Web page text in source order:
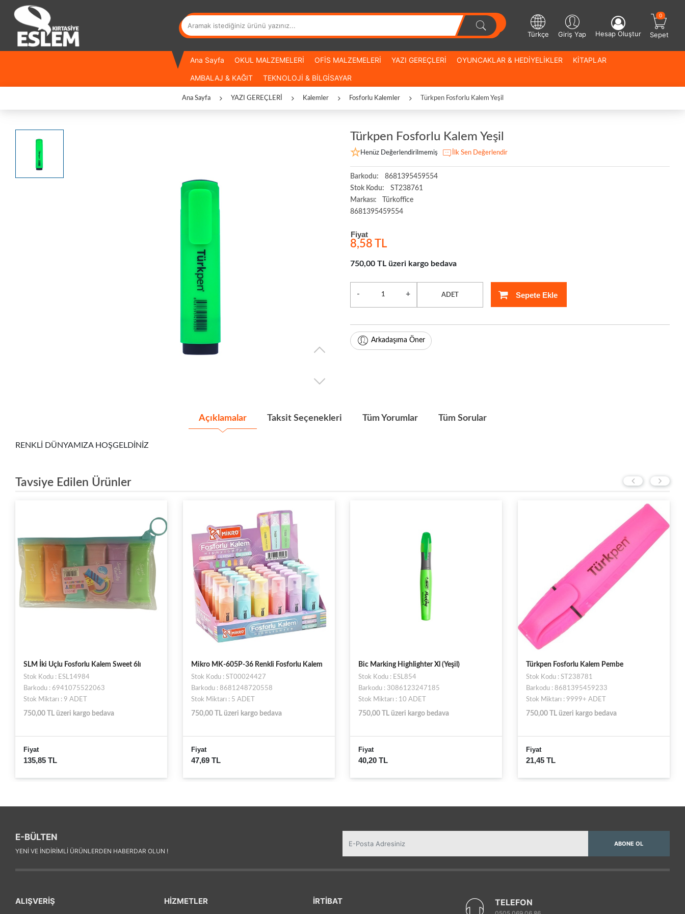
Sepet
0
Türkçe Giriş Yap Hesap Oluştur
Ana Sayfa OKUL MALZEMELERİ OFİS MALZEMELERİ YAZI GEREÇLERİ OYUNCAKLAR & HEDİYELİKLER KİTAPLAR
AMBALAJ & KAĞIT TEKNOLOJİ & BİLGİSAYAR
Ana Sayfa YAZI GEREÇLERİ Kalemler Fosforlu Kalemler Türkpen Fosforlu Kalem Yeşil
Türkpen Fosforlu Kalem Yeşil
Henüz Değerlendirilmemiş İlk Sen Değerlendir
Barkodu:
8681395459554
Stok Kodu:
ST238761
Markası:
Türkoffice
8681395459554
Fiyat
8,58 TL
750,00 TL üzeri kargo bedava
- + ADET Sepete Ekle
Arkadaşıma Öner
Açıklamalar Taksit Seçenekleri Tüm Yorumlar Tüm Sorular
RENKLİ DÜNYAMIZA HOŞGELDİNİZ
Tavsiye Edilen Ürünler
Mikro MK-605P-36 Renkli Fosforlu Kalem
Stok Kodu : ST00024427
Barkodu : 8681248720558
Stok Miktarı : 5 ADET
750,00 TL üzeri kargo bedava
Fiyat
47,69 TL
Bic Marking Highlighter Xl (Yeşil)
Stok Kodu : ESL854
Barkodu : 3086123247185
Stok Miktarı : 10 ADET
750,00 TL üzeri kargo bedava
Fiyat
40,20 TL
Türkpen Fosforlu Kalem Pembe
Stok Kodu : ST238781
Barkodu : 8681395459233
Stok Miktarı : 9999+ ADET
750,00 TL üzeri kargo bedava
Fiyat
21,45 TL
Mikro Metalik Fosforlu Kalem MK-603M
Stok Kodu : ST00024426
Barkodu : 8681248727670
Stok Miktarı : 12 ADET
750,00 TL üzeri kargo bedava
Fiyat
24,89 TL
E-BÜLTEN
YENI VE INDIRIMLI ÜRÜNLERDEN HABERDAR OLUN !
ABONE OL
ALIŞVERİŞ HİZMETLER İRTİBAT TELEFON